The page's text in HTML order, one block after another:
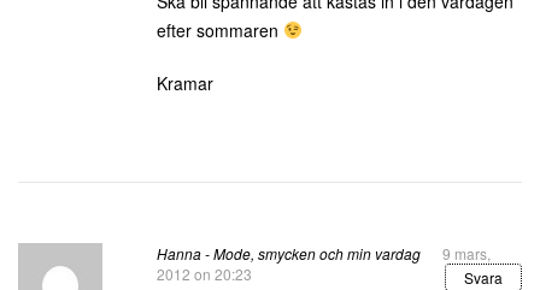
efter sommaren
Kramar
Hanna - Mode, smycken och min vardag
9 mars,
2012 on 20:23
Svara